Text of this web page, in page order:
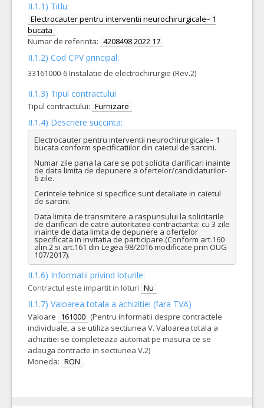
II.1.1) Titlu:
Electrocauter pentru interventii neurochirurgicale– 1
bucata
Numar de referinta: 4208498 2022 17
II.1.2) Cod CPV principal:
33161000-6 Instalatie de electrochirurgie (Rev.2)
II.1.3) Tipul contractului
Tipul contractului: Furnizare
II.1.4) Descriere succinta:
Electrocauter pentru interventii neurochirurgicale– 1
bucata conform specificatiilor din caietul de sarcini.
Numar zile pana la care se pot solicita clarificari inainte
de data limita de depunere a ofertelor/candidaturilor-
6 zile.
Cerintele tehnice si specifice sunt detaliate in caietul
de sarcini.
Data limita de transmitere a raspunsului la solicitarile
de clarificari de catre autoritatea contractanta: cu 3 zile
inainte de data limita de depunere a ofertelor
specificata in invitatia de participare.(Conform art.160
alin.2 si art.161 din Legea 98/2016 modificate prin OUG
107/2017).
II.1.6) Informatii privind loturile:
Contractul este impartit in loturi Nu
II.1.7) Valoarea totala a achizitiei (fara TVA)
Valoare 161000 (Pentru informatii despre contractele
individuale, a se utiliza sectiunea V. Valoarea totala a
achizitiei se completeaza automat pe masura ce se
adauga contracte in sectiunea V.2)
Moneda: RON .